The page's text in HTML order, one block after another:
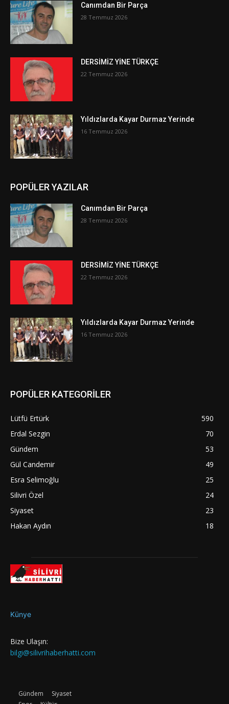
Canımdan Bir Parça
28 Temmuz 2026
DERSİMİZ YİNE TÜRKÇE
22 Temmuz 2026
Yıldızlarda Kayar Durmaz Yerinde
16 Temmuz 2026
POPÜLER YAZILAR
Canımdan Bir Parça
28 Temmuz 2026
DERSİMİZ YİNE TÜRKÇE
22 Temmuz 2026
Yıldızlarda Kayar Durmaz Yerinde
16 Temmuz 2026
POPÜLER KATEGORİLER
Lütfü Ertürk
590
Erdal Sezgin
70
Gündem
53
Gül Candemir
49
Esra Selimoğlu
25
Silivri Özel
24
Siyaset
23
Hakan Aydın
18
Künye
Bize Ulaşın:
bilgi@silivrihaberhatti.com
Gündem
Siyaset